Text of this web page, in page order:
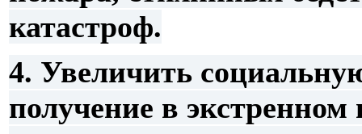
катастроф.
4. Увеличить
получение в